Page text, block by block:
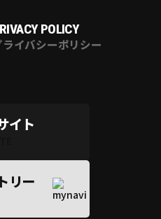
POLICY
ライバシーポリシー
イト
リー